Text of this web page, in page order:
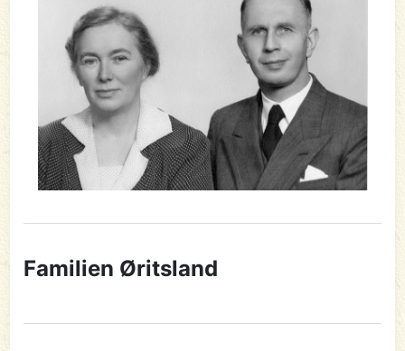
Familien Øritsland